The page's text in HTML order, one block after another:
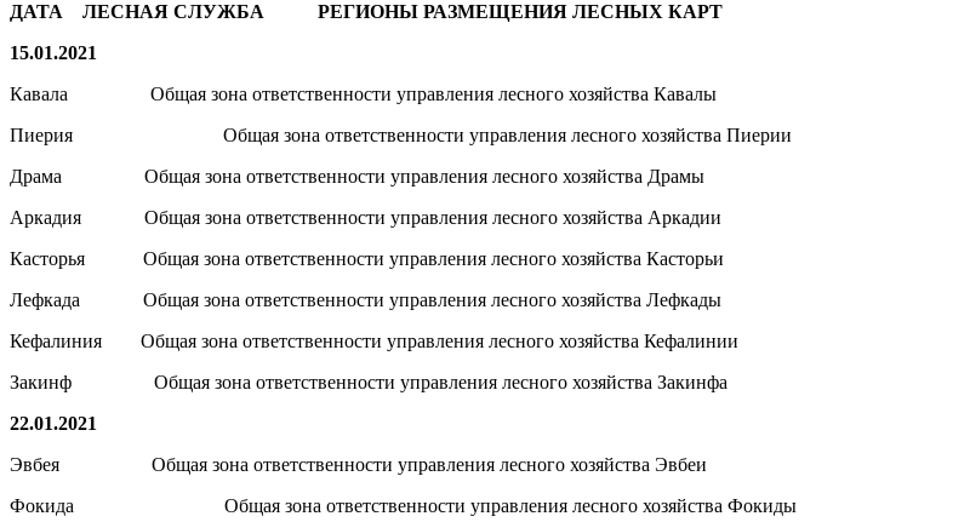
ДАТА ЛЕСНАЯ СЛУЖБА РЕГИОНЫ РАЗМЕЩЕНИЯ ЛЕСНЫХ КАРТ
15.01.2021
Кавала Общая зона ответственности управления лесного хозяйства Кавалы
Пиерия Общая зона ответственности управления лесного хозяйства Пиерии
Драма Общая зона ответственности управления лесного хозяйства Драмы
Аркадия Общая зона ответственности управления лесного хозяйства Аркадии
Касторья Общая зона ответственности управления лесного хозяйства Касторьи
Лефкада Общая зона ответственности управления лесного хозяйства Лефкады
Кефалиния Общая зона ответственности управления лесного хозяйства Кефалинии
Закинф Общая зона ответственности управления лесного хозяйства Закинфа
22.01.2021
Эвбея Общая зона ответственности управления лесного хозяйства Эвбеи
Фокида Общая зона ответственности управления лесного хозяйства Фокиды